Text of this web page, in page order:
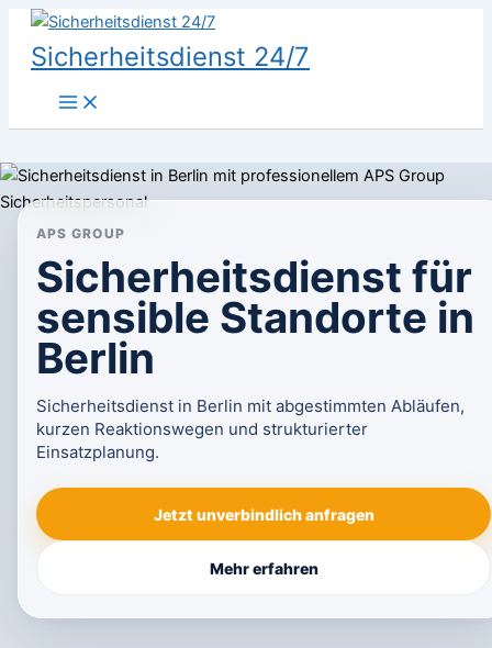
Zum
Inhalt
springen
Sicherheitsdienst 24/7
APS GROUP
Sicherheitsdienst für
sensible Standorte in
Berlin
Sicherheitsdienst in Berlin mit abgestimmten Abläufen,
kurzen Reaktionswegen und strukturierter
Einsatzplanung.
Jetzt unverbindlich anfragen
Mehr erfahren